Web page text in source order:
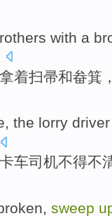
with a
着扫帚和畚箕
, the lorry driver
卡车司机不得不
, sweep